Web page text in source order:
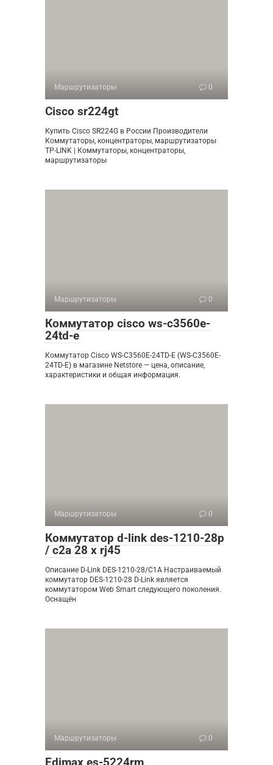
Маршрутизаторы 0
Cisco sr224gt
Купить Cisco SR224G в России Производители
Коммутаторы, концентраторы, маршрутизаторы
TP-LINK | Коммутаторы, концентраторы,
маршрутизаторы
Маршрутизаторы 0
Коммутатор cisco ws-c3560e-
24td-e
Коммутатор Cisco WS-C3560E-24TD-E (WS-C3560E-
24TD-E) в магазине Netstore — цена, описание,
характеристики и общая информация.
Маршрутизаторы 0
Коммутатор d-link des-1210-28p
/ c2a 28 x rj45
Описание D-Link DES-1210-28/C1A Настраиваемый
коммутатор DES-1210-28 D-Link является
коммутатором Web Smart следующего поколения.
Оснащён
Маршрутизаторы 0
Edimax es-5224rm